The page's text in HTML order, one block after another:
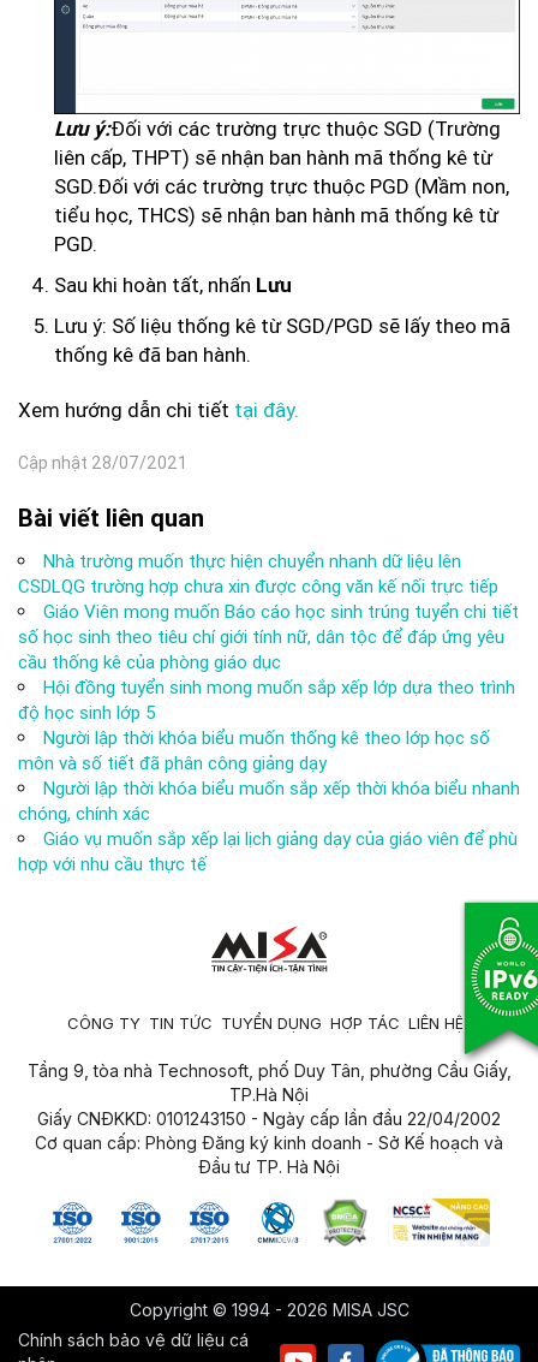
Lưu ý:Đối với các trường trực thuộc SGD (Trường
liên cấp, THPT) sẽ nhận ban hành mã thống kê từ
SGD.Đối với các trường trực thuộc PGD (Mầm non,
tiểu học, THCS) sẽ nhận ban hành mã thống kê từ
PGD.
Sau khi hoàn tất, nhấn Lưu
Lưu ý: Số liệu thống kê từ SGD/PGD sẽ lấy theo mã
thống kê đã ban hành.
Xem hướng dẫn chi tiết tại đây.
Cập nhật 28/07/2021
Bài viết liên quan
Nhà trường muốn thực hiện chuyển nhanh dữ liệu lên
CSDLQG trường hợp chưa xin được công văn kế nối trực tiếp
Giáo Viên mong muốn Báo cáo học sinh trúng tuyển chi tiết
số học sinh theo tiêu chí giới tính nữ, dân tộc để đáp ứng yêu
cầu thống kê của phòng giáo dục
Hội đồng tuyển sinh mong muốn sắp xếp lớp dựa theo trình
độ học sinh lớp 5
Người lập thời khóa biểu muốn thống kê theo lớp học số
môn và số tiết đã phân công giảng dạy
Người lập thời khóa biểu muốn sắp xếp thời khóa biểu nhanh
chóng, chính xác
Giáo vụ muốn sắp xếp lại lịch giảng dạy của giáo viên để phù
hợp với nhu cầu thực tế
CÔNG TY TIN TỨC TUYỂN DỤNG HỢP TÁC LIÊN HỆ
Tầng 9, tòa nhà Technosoft, phố Duy Tân, phường Cầu Giấy,
TP.Hà Nội
Giấy CNĐKKD: 0101243150 - Ngày cấp lần đầu 22/04/2002
Cơ quan cấp: Phòng Đăng ký kinh doanh - Sở Kế hoạch và
Đầu tư TP. Hà Nội
Copyright © 1994 - 2026 MISA JSC
Chính sách bảo vệ dữ liệu cá